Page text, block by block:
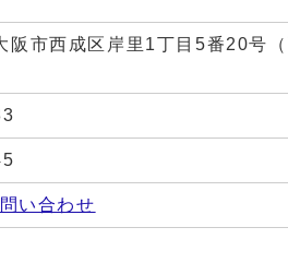
阪市西成区岸里1丁目5番20号
い合わせ